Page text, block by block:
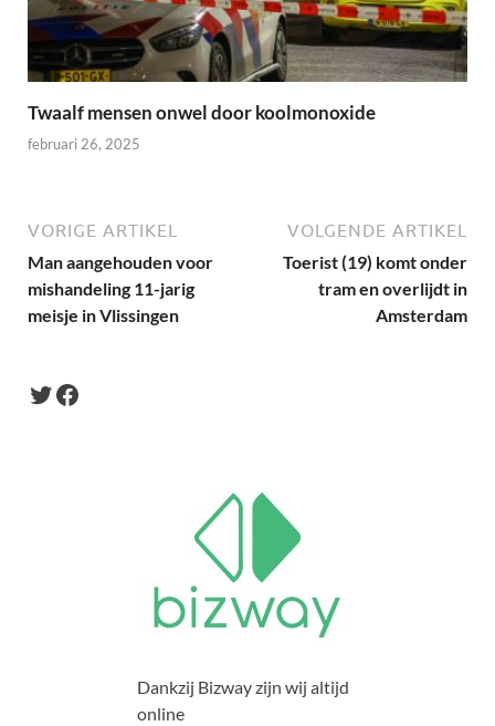
Twaalf mensen onwel door koolmonoxide
februari 26, 2025
VORIGE ARTIKEL
Man aangehouden voor
mishandeling 11-jarig
meisje in Vlissingen
VOLGENDE ARTIKEL
Toerist (19) komt onder
tram en overlijdt in
Amsterdam
Dankzij Bizway zijn wij altijd
online